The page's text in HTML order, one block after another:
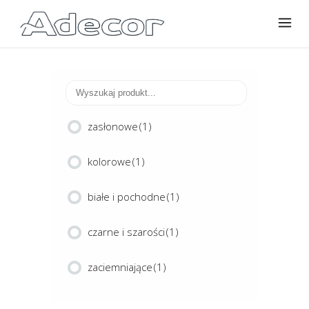
zasłonowe(1)
kolorowe(1)
białe i pochodne(1)
czarne i szarości(1)
zaciemniające(1)